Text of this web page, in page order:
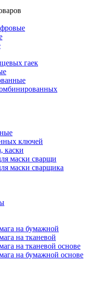
гаек
ключей
каски
маски сварщи
маски сварщика
на бумажной
на тканевой
на тканевой основе
на бумажной основе